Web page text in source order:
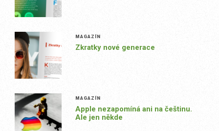
MAGAZÍN
Zkratky nové generace
MAGAZÍN
Apple nezapomíná ani na češtinu.
Ale jen někde